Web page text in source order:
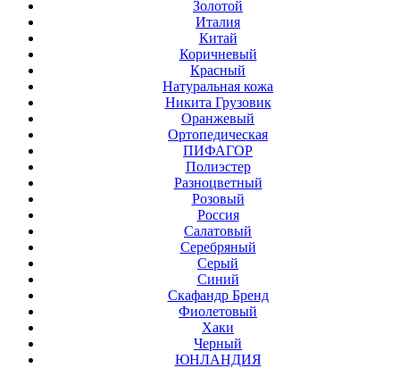
Золотой
Италия
Китай
Коричневый
Красный
Натуральная кожа
Никита Грузовик
Оранжевый
Ортопедическая
ПИФАГОР
Полиэстер
Разноцветный
Розовый
Россия
Салатовый
Серебряный
Серый
Синий
Скафандр Бренд
Фиолетовый
Хаки
Черный
ЮНЛАНДИЯ